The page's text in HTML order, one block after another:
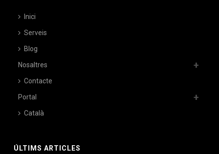
Inici
Serveis
Blog
Nosaltres
Contacte
Portal
Català
ÚLTIMS ARTICLES